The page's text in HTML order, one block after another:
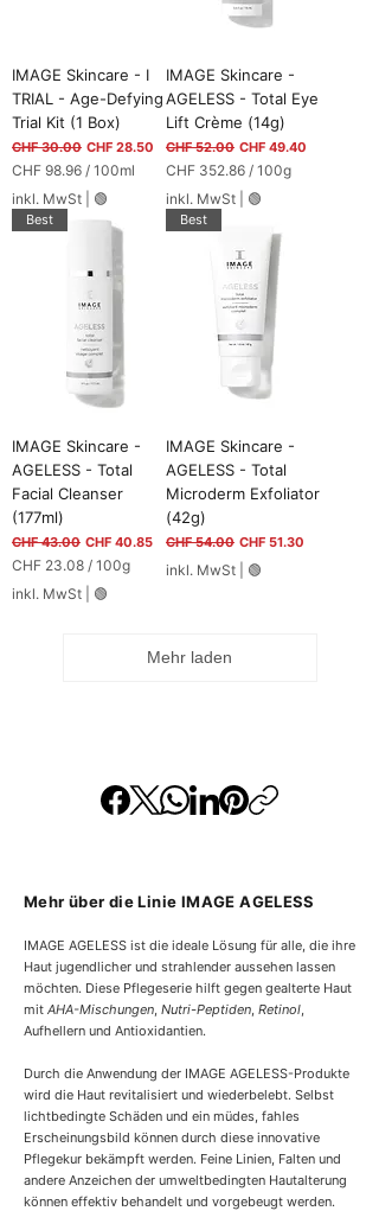
IMAGE Skincare - I
TRIAL - Age-Defying
Trial Kit (1 Box)
Standardpreis
CHF 30.00 Sale-Preis
CHF 28.50
CHF 98.96 / 100ml
C
H
F
0
0
M
i
l
i
l
i
inkl. MwSt 🟢
IMAGE Skincare -
AGELESS - Total Eye
Lift Crème (14g)
Standardpreis
CHF 52.00 Sale-Preis
CHF 49.40
CHF 352.86 / 100g
C
H
F
1
0
0
G
r
a
m
m
inkl. MwSt 🟢
Best
IMAGE Skincare -
AGELESS - Total
Facial Cleanser
(177ml)
Standardpreis
CHF 43.00 Sale-Preis
CHF 40.85
CHF 23.08 / 100g
H
inkl. MwSt 🟢
Best
IMAGE Skincare -
AGELESS - Total
Microderm Exfoliator
(42g)
Standardpreis
CHF 54.00 Sale-Preis
CHF 51.30
inkl. MwSt 🟢
Mehr laden
Mehr über die Linie IMAGE AGELESS
IMAGE AGELESS ist die ideale Lösung für alle, die ihre
Haut jugendlicher und strahlender aussehen lassen
möchten. Diese Pflegeserie hilft gegen gealterte Haut
mit AHA-Mischungen Nutri-Peptiden Retinol
Aufhellern und Antioxidantien.
Durch die Anwendung der IMAGE AGELESS-Produkte
wird die Haut revitalisiert und wiederbelebt. Selbst
lichtbedingte Schäden und ein müdes, fahles
Erscheinungsbild können durch diese innovative
Pflegekur bekämpft werden. Feine Linien, Falten und
andere Anzeichen der umweltbedingten Hautalterung
können effektiv behandelt und vorgebeugt werden.